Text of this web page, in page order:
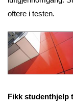
oftere i testen.
Fikk studenthjelp